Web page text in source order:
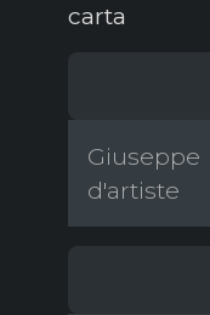
carta
d'artiste